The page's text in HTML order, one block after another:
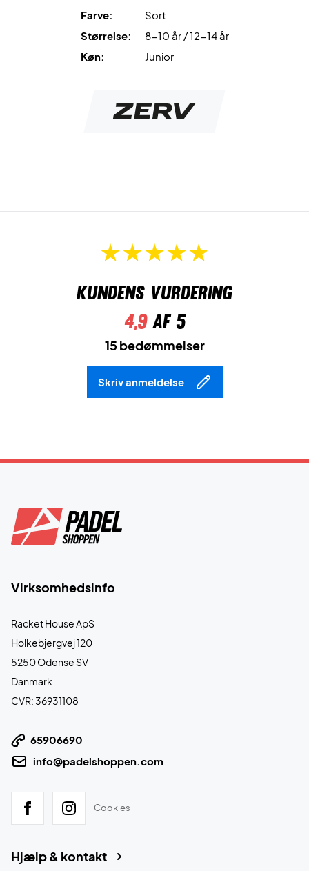
Farve: Sort med hvidt logo
Materiale: 100% Bomuld
Farve:
Sort
Størrelse:
8-10 år / 12-14 år
Køn:
Junior
Kundens vurdering
4,9af 5
15 bedømmelser
Skriv anmeldelse
Virksomhedsinfo
Racket House ApS
Holkebjergvej 120
5250 Odense SV
Danmark
CVR: 36931108
65906690
info@padelshoppen.com
Cookies
Hjælp & kontakt